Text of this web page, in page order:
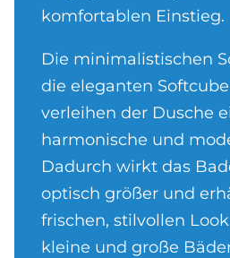
komfortablen Einstieg.
Die minimalistischen
die eleganten
verleihen der Dusche
harmonische und
Dadurch wirkt das
optisch größer und
frischen, stilvollen
kleine und große